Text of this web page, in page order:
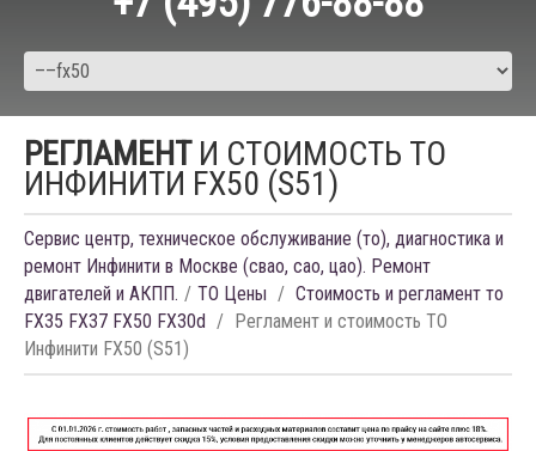
РЕГЛАМЕНТИ СТОИМОСТЬ ТО
ИНФИНИТИ FX50 (S51)
Сервис центр, техническое обслуживание (то), диагностика и
ремонт Инфинити в Москве (свао, сао, цао). Ремонт
двигателей и АКПП.
ТО Цены
Стоимость и регламент то
FX35 FX37 FX50 FX30d
Регламент и стоимость ТО
Инфинити FX50 (S51)